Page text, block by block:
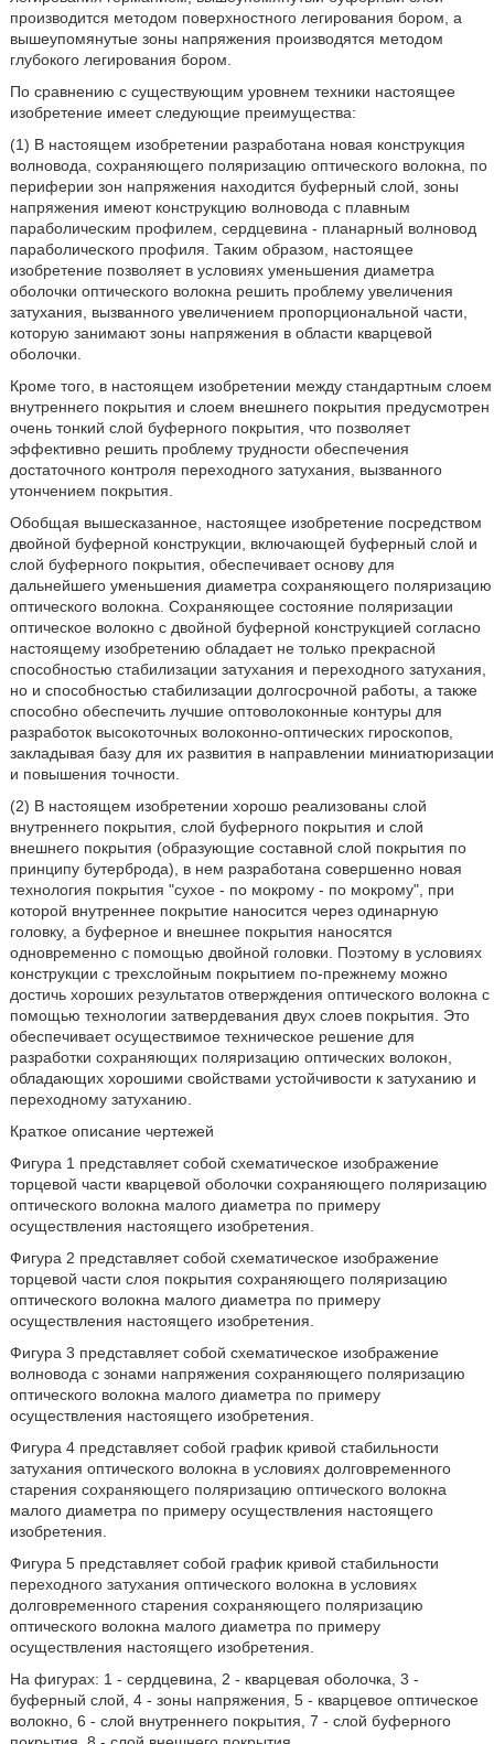
производится методом поверхностного легирования бором, а
вышеупомянутые зоны напряжения производятся методом
глубокого легирования бором.
По сравнению с существующим уровнем техники настоящее
изобретение имеет следующие преимущества:
(1) В настоящем изобретении разработана новая конструкция
волновода, сохраняющего поляризацию оптического волокна, по
периферии зон напряжения находится буферный слой, зоны
напряжения имеют конструкцию волновода с плавным
параболическим профилем, сердцевина - планарный волновод
параболического профиля. Таким образом, настоящее
изобретение позволяет в условиях уменьшения диаметра
оболочки оптического волокна решить проблему увеличения
затухания, вызванного увеличением пропорциональной части,
которую занимают зоны напряжения в области кварцевой
оболочки.
Кроме того, в настоящем изобретении между стандартным слоем
внутреннего покрытия и слоем внешнего покрытия предусмотрен
очень тонкий слой буферного покрытия, что позволяет
эффективно решить проблему трудности обеспечения
достаточного контроля переходного затухания, вызванного
утончением покрытия.
Обобщая вышесказанное, настоящее изобретение посредством
двойной буферной конструкции, включающей буферный слой и
слой буферного покрытия, обеспечивает основу для
дальнейшего уменьшения диаметра сохраняющего поляризацию
оптического волокна. Сохраняющее состояние поляризации
оптическое волокно с двойной буферной конструкцией согласно
настоящему изобретению обладает не только прекрасной
способностью стабилизации затухания и переходного затухания,
но и способностью стабилизации долгосрочной работы, а также
способно обеспечить лучшие оптоволоконные контуры для
разработок высокоточных волоконно-оптических гироскопов,
закладывая базу для их развития в направлении миниатюризации
и повышения точности.
(2) В настоящем изобретении хорошо реализованы слой
внутреннего покрытия, слой буферного покрытия и слой
внешнего покрытия (образующие составной слой покрытия по
принципу бутерброда), в нем разработана совершенно новая
технология покрытия "сухое - по мокрому - по мокрому", при
которой внутреннее покрытие наносится через одинарную
головку, а буферное и внешнее покрытия наносятся
одновременно с помощью двойной головки. Поэтому в условиях
конструкции с трехслойным покрытием по-прежнему можно
достичь хороших результатов отверждения оптического волокна с
помощью технологии затвердевания двух слоев покрытия. Это
обеспечивает осуществимое техническое решение для
разработки сохраняющих поляризацию оптических волокон,
обладающих хорошими свойствами устойчивости к затуханию и
переходному затуханию.
Краткое описание чертежей
Фигура 1 представляет собой схематическое изображение
торцевой части кварцевой оболочки сохраняющего поляризацию
оптического волокна малого диаметра по примеру
осуществления настоящего изобретения.
Фигура 2 представляет собой схематическое изображение
торцевой части слоя покрытия сохраняющего поляризацию
оптического волокна малого диаметра по примеру
осуществления настоящего изобретения.
Фигура 3 представляет собой схематическое изображение
волновода с зонами напряжения сохраняющего поляризацию
оптического волокна малого диаметра по примеру
осуществления настоящего изобретения.
Фигура 4 представляет собой график кривой стабильности
затухания оптического волокна в условиях долговременного
старения сохраняющего поляризацию оптического волокна
малого диаметра по примеру осуществления настоящего
изобретения.
Фигура 5 представляет собой график кривой стабильности
переходного затухания оптического волокна в условиях
долговременного старения сохраняющего поляризацию
оптического волокна малого диаметра по примеру
осуществления настоящего изобретения.
На фигурах: 1 - сердцевина, 2 - кварцевая оболочка, 3 -
буферный слой, 4 - зоны напряжения, 5 - кварцевое оптическое
волокно, 6 - слой внутреннего покрытия, 7 - слой буферного